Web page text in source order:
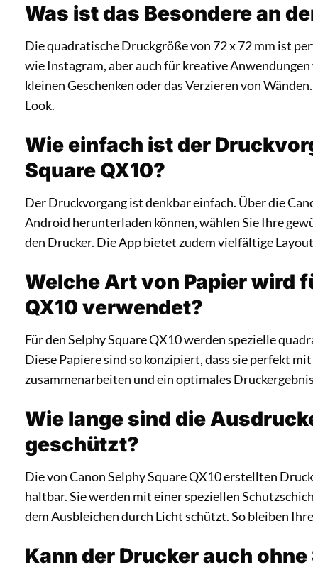
Was ist das Besondere an
Die quadratische Druckgröße von 72 x 72 mm ist
wie Instagram, aber auch für kreative
kleinen Geschenken oder das Verzieren von
Look.
Wie einfach ist der
Square QX10?
Der Druckvorgang ist denkbar einfach. Über die
Android herunterladen können, wählen Sie Ihre
den Drucker. Die App bietet zudem vielfältige
Welche Art von Papier wird
QX10 verwendet?
Für den Selphy Square QX10 werden spezielle
Diese Papiere sind so konzipiert, dass sie perfekt
zusammenarbeiten und ein optimales
Wie lange sind die
geschützt?
Die von Canon Selphy Square QX10 erstellten
haltbar. Sie werden mit einer speziellen
dem Ausbleichen durch Licht schützt. So bleiben
Kann der Drucker auch